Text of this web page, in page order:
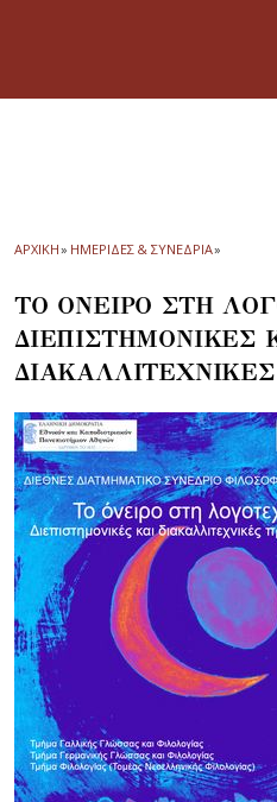
ΑΡΧΙΚΗ» ΗΜΕΡΙΔΕΣ & ΣΥΝΕΔΡΙΑ»
ΤΟ ΟΝΕΙΡΟ ΣΤΗ
ΔΙΕΠΙΣΤΗΜΟΝΙΚΕΣ